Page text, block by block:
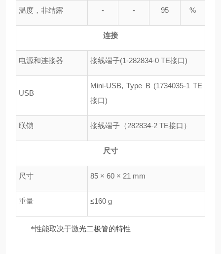
温度，非结露 - - 95 %
连接
电源和连接器 接线端子(1-282834-0 TE接口)
USB
Mini-USB, Type B (1734035-1 TE
接口)
联锁 接线端子（282834-2 TE接口）
尺寸
尺寸 85 × 60 × 21 mm
重量 ≤160 g
*性能取决于激光二极管的特性